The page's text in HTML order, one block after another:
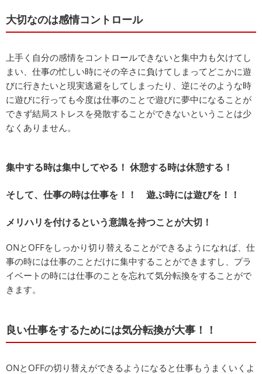
大切なのは感情コントロール
上手く自分の感情をコントロールできないと集中力も欠けてし
まい、仕事の忙しい時にその辛さに負けてしまってどこかに遊
びに行きたいと現実逃避をしてしまったり、逆にそのような時
に遊びに行っても今度は仕事のことで遊びに夢中になることが
できず結局ストレスを発散することができないということは少
なくありません。
集中する時は集中してやる！ 休憩する時は休憩する！
そして、仕事の時は仕事を！！ 遊ぶ時には遊びを！！
メリハリを付けるという意識を持つことが大切！
ONとOFFをしっかり切り替えることができるようになれば、仕
事の時には仕事のことだけに集中することができますし、プラ
イベートの時には仕事のことを忘れて気分転換をすることがで
きます。
良い仕事をするためには気分転換が大事！！
ONとOFFの切り替えができるようになると仕事もうまくいくよ